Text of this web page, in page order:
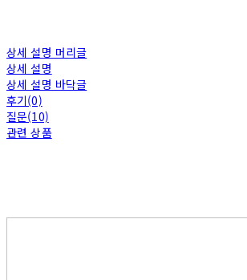
상세 설명 머리글
상세 설명
상세 설명 바닥글
후기(0)
질문(10)
관련 상품